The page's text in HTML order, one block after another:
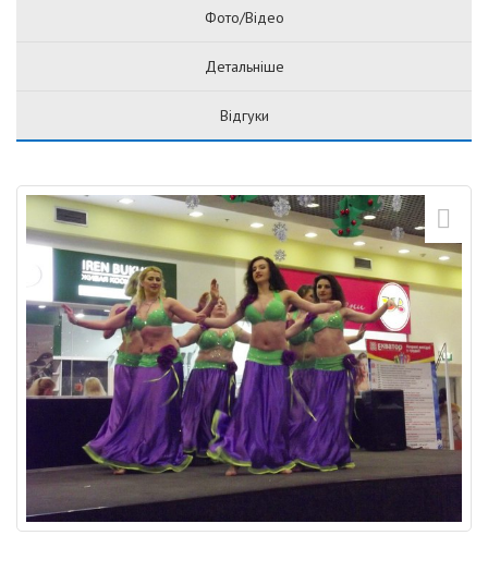
Фото/Відео
Детальніше
Відгуки